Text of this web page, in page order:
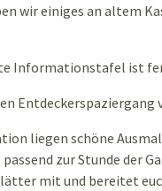
wir einiges an altem
Informationstafel ist
Entdeckerspaziergang
liegen schöne
zur Stunde der
mit und bereitet